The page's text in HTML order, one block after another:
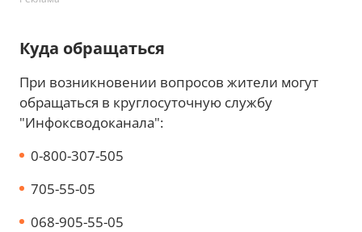
Куда обращаться
При возникновении вопросов жители могут
обращаться в круглосуточную службу
"Инфоксводоканала":
0-800-307-505
705-55-05
068-905-55-05